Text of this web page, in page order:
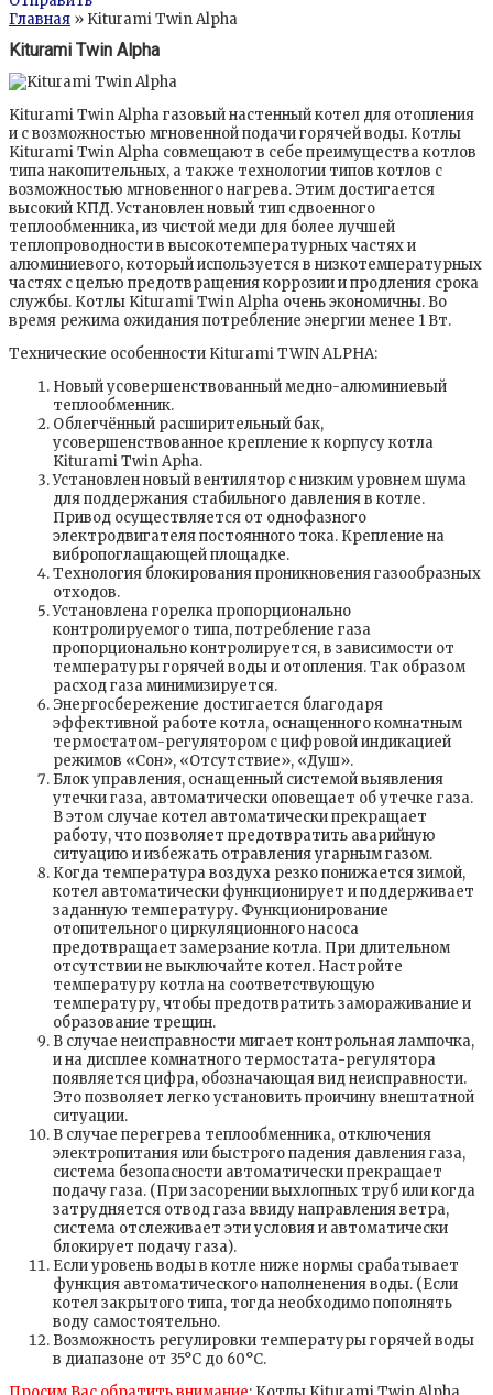
Главная » Kiturami Twin Alpha
Kiturami Twin Alpha
Kiturami Twin Alpha газовый настенный котел для отопления
и c возможностью мгновенной подачи горячей воды. Котлы
Kiturami Twin Alpha совмещают в себе преимущества котлов
типа накопительных, а также технологии типов котлов с
возможностью мгновенного нагрева. Этим достигается
высокий КПД. Установлен новый тип сдвоенного
теплообменника, из чистой меди для более лучшей
теплопроводности в высокотемпературных частях и
алюминиевого, который используется в низкотемпературных
частях с целью предотвращения коррозии и продления срока
службы. Котлы Kiturami Twin Alpha очень экономичны. Во
время режима ожидания потребление энергии менее 1 Вт.
Технические особенности Kiturami TWIN ALPHA:
Новый усовершенствованный медно-алюминиевый
теплообменник.
Облегчённый расширительный бак,
усовершенствованное крепление к корпусу котла
Kiturami Twin Apha.
Установлен новый вентилятор с низким уровнем шума
для поддержания стабильного давления в котле.
Привод осуществляется от однофазного
электродвигателя постоянного тока. Крепление на
вибропоглащающей площадке.
Технология блокирования проникновения газообразных
отходов.
Установлена горелка пропорционально
контролируемого типа, потребление газа
пропорционально контролируется, в зависимости от
температуры горячей воды и отопления. Так образом
расход газа минимизируется.
Энергосбережение достигается благодаря
эффективной работе котла, оснащенного комнатным
термостатом-регулятором с цифровой индикацией
режимов «Сон», «Отсутствие», «Душ».
Блок управления, оснащенный системой выявления
утечки газа, автоматически оповещает об утечке газа.
В этом случае котел автоматически прекращает
работу, что позволяет предотвратить аварийную
ситуацию и избежать отравления угарным газом.
Когда температура воздуха резко понижается зимой,
котел автоматически функционирует и поддерживает
заданную температуру. Функционирование
отопительного циркуляционного насоса
предотвращает замерзание котла. При длительном
отсутствии не выключайте котел. Настройте
температуру котла на соответствующую
температуру, чтобы предотвратить замораживание и
образование трещин.
В случае неисправности мигает контрольная лампочка,
и на дисплее комнатного термостата-регулятора
появляется цифра, обозначающая вид неисправности.
Это позволяет легко установить проичину внештатной
ситуации.
В случае перегрева теплообменника, отключения
электропитания или быстрого падения давления газа,
система безопасности автоматически прекращает
подачу газа. (При засорении выхлопных труб или когда
затрудняется отвод газа ввиду направления ветра,
система отслеживает эти условия и автоматически
блокирует подачу газа).
Если уровень воды в котле ниже нормы срабатывает
функция автоматического наполненения воды. (Если
котел закрытого типа, тогда необходимо пополнять
воду самостоятельно.
Возможность регулировки температуры горячей воды
в диапазоне от 35°С до 60°С.